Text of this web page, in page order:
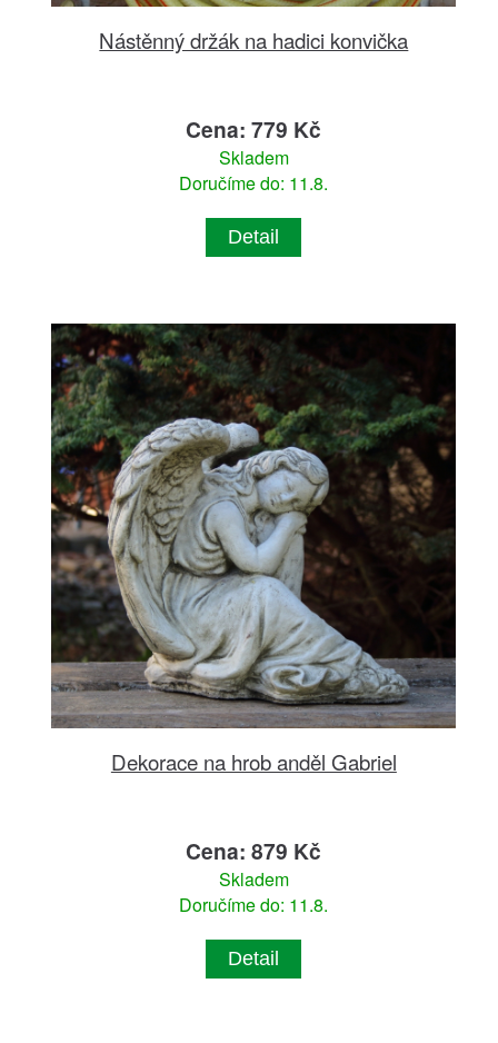
Nástěnný držák na hadici konvička
Cena: 779 Kč
Skladem
Doručíme do: 11.8.
Detail
Dekorace na hrob anděl Gabriel
Cena: 879 Kč
Skladem
Doručíme do: 11.8.
Detail